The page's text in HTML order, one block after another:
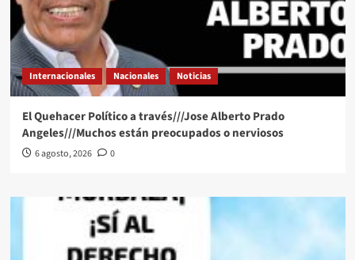
Internacionales Nacionales Noticias
El Quehacer Político a través///Jose Alberto Prado
Angeles///Muchos están preocupados o nerviosos
6 agosto, 2026 0